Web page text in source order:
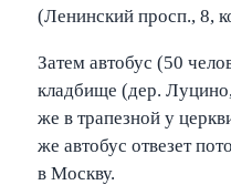
(Ленинский просп., 8,
Затем автобус (50
кладбище (дер.
же в трапезной у
же автобус отвезет
в Москву.